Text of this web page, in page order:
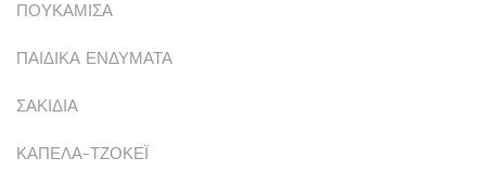
ΠΟΥΚΑΜΙΣΑ
ΠΑΙΔΙΚΑ ΕΝΔΥΜΑΤΑ
ΣΑΚΙΔΙΑ
ΚΑΠΕΛΑ-ΤΖΟΚΕΪ